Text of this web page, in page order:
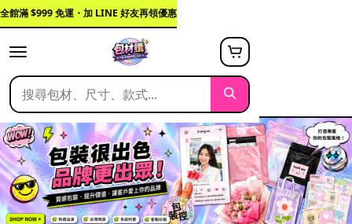
全館滿 $999 免運・加 LINE 好友再領優惠